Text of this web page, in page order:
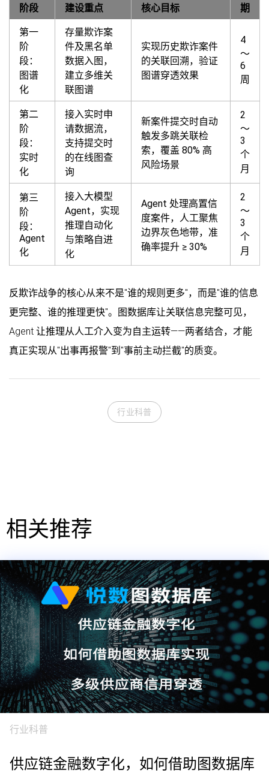
阶段 建设重点 核心目标
期
第一
阶
段：
图谱
化
存量欺诈案
件及黑名单
数据入图，
建立多维关
联图谱
实现历史欺诈案件
的关联回溯，验证
图谱穿透效果
4
～
6
周
第二
阶
段：
实时
化
接入实时申
请数据流，
支持提交时
的在线图查
询
新案件提交时自动
触发多跳关联检
索，覆盖 80% 高
风险场景
2
～
3
个
月
第三
阶
段：
Agent
化
接入大模型
Agent，实现
推理自动化
与策略自进
化
Agent 处理高置信
度案件，人工聚焦
边界灰色地带，准
确率提升 ≥ 30%
2
～
3
个
月
反欺诈战争的核心从来不是"谁的规则更多"，而是"谁的信息
更完整、谁的推理更快"。图数据库让关联信息完整可见，
Agent 让推理从人工介入变为自主运转——两者结合，才能
真正实现从"出事再报警"到"事前主动拦截"的质变。
行业科普
相关推荐
行业科普
供应链金融数字化，如何借助图数据库